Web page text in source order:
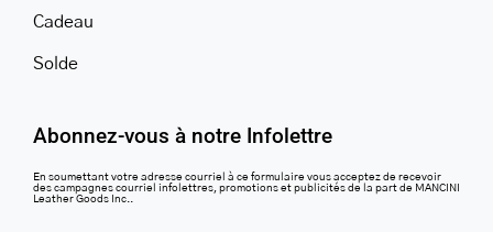
Cadeau
Solde
Abonnez-vous à notre Infolettre
En soumettant votre adresse courriel à ce formulaire vous acceptez de recevoir
des campagnes courriel infolettres, promotions et publicités de la part de MANCINI
Leather Goods Inc..